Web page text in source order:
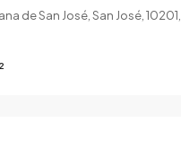
de San José, San José, 10201,